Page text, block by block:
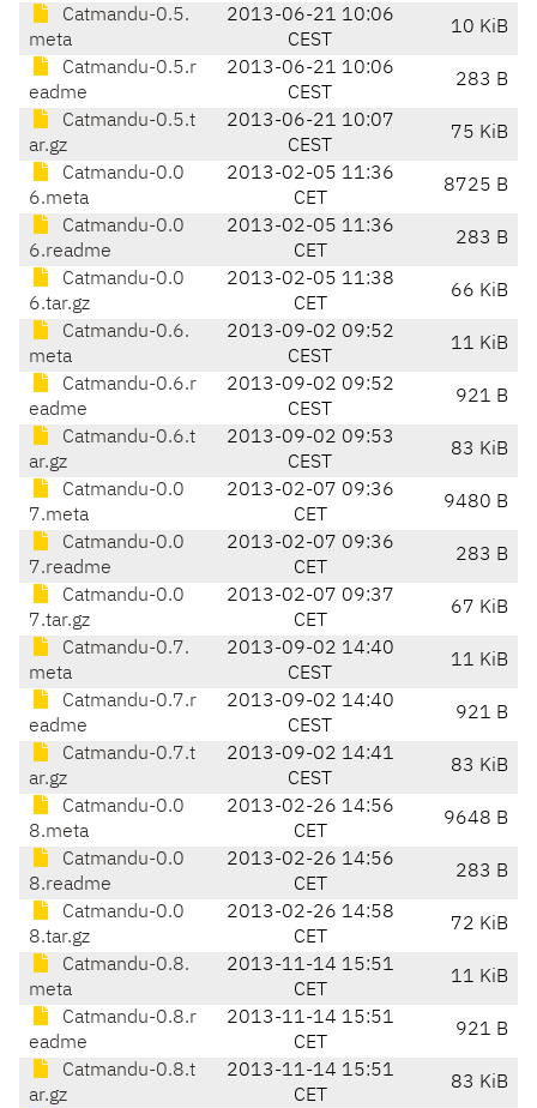
Catmandu-0.5.
meta
2013-06-21 10:06
CEST
10 KiB
Catmandu-0.5.r
eadme
2013-06-21 10:06
CEST
283 B
Catmandu-0.5.t
ar.gz
2013-06-21 10:07
CEST
75 KiB
Catmandu-0.0
6.meta
2013-02-05 11:36
CET
8725 B
Catmandu-0.0
6.readme
2013-02-05 11:36
CET
283 B
Catmandu-0.0
6.tar.gz
2013-02-05 11:38
CET
66 KiB
Catmandu-0.6.
meta
2013-09-02 09:52
CEST
11 KiB
Catmandu-0.6.r
eadme
2013-09-02 09:52
CEST
921 B
Catmandu-0.6.t
ar.gz
2013-09-02 09:53
CEST
83 KiB
Catmandu-0.0
7.meta
2013-02-07 09:36
CET
9480 B
Catmandu-0.0
7.readme
2013-02-07 09:36
CET
283 B
Catmandu-0.0
7.tar.gz
2013-02-07 09:37
CET
67 KiB
Catmandu-0.7.
meta
2013-09-02 14:40
CEST
11 KiB
Catmandu-0.7.r
eadme
2013-09-02 14:40
CEST
921 B
Catmandu-0.7.t
ar.gz
2013-09-02 14:41
CEST
83 KiB
Catmandu-0.0
8.meta
2013-02-26 14:56
CET
9648 B
Catmandu-0.0
8.readme
2013-02-26 14:56
CET
283 B
Catmandu-0.0
8.tar.gz
2013-02-26 14:58
CET
72 KiB
Catmandu-0.8.
meta
2013-11-14 15:51
CET
11 KiB
Catmandu-0.8.r
eadme
2013-11-14 15:51
CET
921 B
Catmandu-0.8.t
ar.gz
2013-11-14 15:51
CET
83 KiB